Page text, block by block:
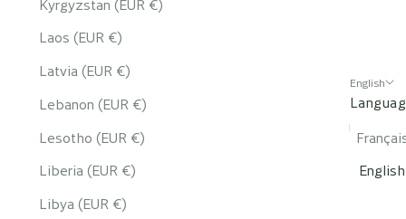
Kyrgyzstan (EUR €)
Laos (EUR €)
Latvia (EUR €)
Lebanon (EUR €)
Lesotho (EUR €)
Liberia (EUR €)
Libya (EUR €)
English
English